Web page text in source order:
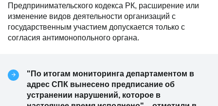
Предпринимательского кодекса РК, расширение или
изменение видов деятельности организаций с
государственным участием допускается только с
согласия антимонопольного органа.
"По итогам мониторинга департаментом в
адрес СПК вынесено предписание об
устранении нарушений, которое в